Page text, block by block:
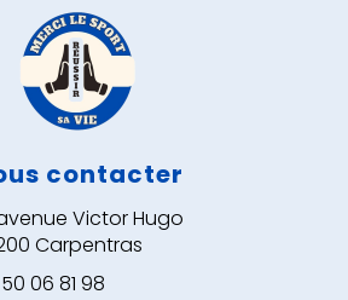
contacter
Victor Hugo
Carpentras
06 81 98